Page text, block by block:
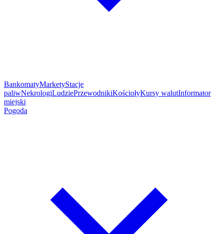
BankomatyMarketyStacje
paliwNekrologiLudziePrzewodnikiKościołyKursy walutInformator
miejski
Pogoda